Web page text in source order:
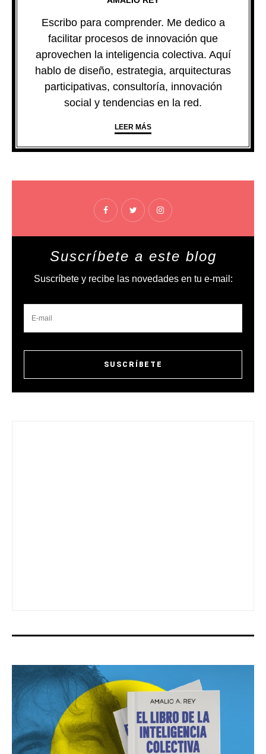
Escribo para comprender. Me dedico a
facilitar procesos de innovación que
aprovechen la inteligencia colectiva. Aquí
hablo de diseño, estrategia, arquitecturas
participativas, consultoría, innovación
social y tendencias en la red.
LEER MÁS
Suscríbete a este blog
Suscríbete y recibe las novedades en tu e-mail: